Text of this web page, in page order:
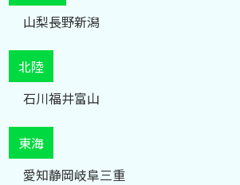
山梨長野新潟
北陸
石川福井富山
東海
愛知静岡岐阜三重